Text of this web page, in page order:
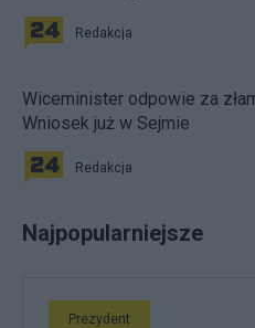
Redakcja
Wiceminister odpowie za
Wniosek już w Sejmie
Redakcja
Najpopularniejsze
Prezydent